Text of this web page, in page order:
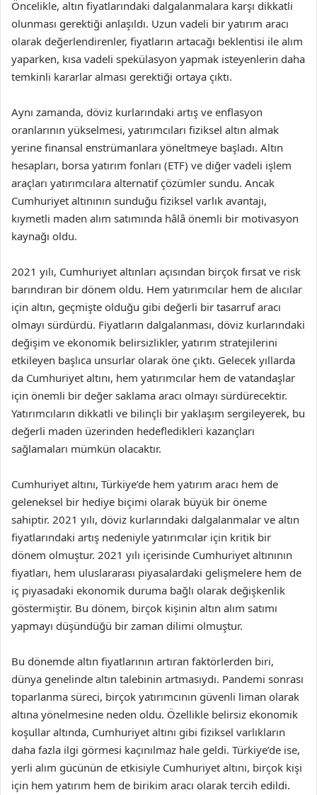
Öncelikle, altın fiyatlarındaki dalgalanmalara karşı dikkatli
olunması gerektiği anlaşıldı. Uzun vadeli bir yatırım aracı
olarak değerlendirenler, fiyatların artacağı beklentisi ile alım
yaparken, kısa vadeli spekülasyon yapmak isteyenlerin daha
temkinli kararlar alması gerektiği ortaya çıktı.
Aynı zamanda, döviz kurlarındaki artış ve enflasyon
oranlarının yükselmesi, yatırımcıları fiziksel altın almak
yerine finansal enstrümanlara yöneltmeye başladı. Altın
hesapları, borsa yatırım fonları (ETF) ve diğer vadeli işlem
araçları yatırımcılara alternatif çözümler sundu. Ancak
Cumhuriyet altınının sunduğu fiziksel varlık avantajı,
kıymetli maden alım satımında hâlâ önemli bir motivasyon
kaynağı oldu.
2021 yılı, Cumhuriyet altınları açısından birçok fırsat ve risk
barındıran bir dönem oldu. Hem yatırımcılar hem de alıcılar
için altın, geçmişte olduğu gibi değerli bir tasarruf aracı
olmayı sürdürdü. Fiyatların dalgalanması, döviz kurlarındaki
değişim ve ekonomik belirsizlikler, yatırım stratejilerini
etkileyen başlıca unsurlar olarak öne çıktı. Gelecek yıllarda
da Cumhuriyet altını, hem yatırımcılar hem de vatandaşlar
için önemli bir değer saklama aracı olmayı sürdürecektir.
Yatırımcıların dikkatli ve bilinçli bir yaklaşım sergileyerek, bu
değerli maden üzerinden hedefledikleri kazançları
sağlamaları mümkün olacaktır.
Cumhuriyet altını, Türkiye’de hem yatırım aracı hem de
geleneksel bir hediye biçimi olarak büyük bir öneme
sahiptir. 2021 yılı, döviz kurlarındaki dalgalanmalar ve altın
fiyatlarındaki artış nedeniyle yatırımcılar için kritik bir
dönem olmuştur. 2021 yılı içerisinde Cumhuriyet altınının
fiyatları, hem uluslararası piyasalardaki gelişmelere hem de
iç piyasadaki ekonomik duruma bağlı olarak değişkenlik
göstermiştir. Bu dönem, birçok kişinin altın alım satımı
yapmayı düşündüğü bir zaman dilimi olmuştur.
Bu dönemde altın fiyatlarının artıran faktörlerden biri,
dünya genelinde altın talebinin artmasıydı. Pandemi sonrası
toparlanma süreci, birçok yatırımcının güvenli liman olarak
altına yönelmesine neden oldu. Özellikle belirsiz ekonomik
koşullar altında, Cumhuriyet altını gibi fiziksel varlıkların
daha fazla ilgi görmesi kaçınılmaz hale geldi. Türkiye’de ise,
yerli alım gücünün de etkisiyle Cumhuriyet altını, birçok kişi
için hem yatırım hem de birikim aracı olarak tercih edildi.